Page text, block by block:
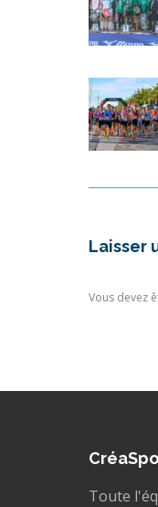
Laisser
Vous devez
Toute